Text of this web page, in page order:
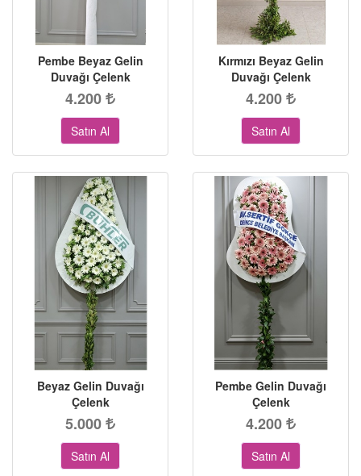
Pembe Beyaz Gelin
Duvağı Çelenk
4.200
Satın Al
Kırmızı Beyaz Gelin
Duvağı Çelenk
4.200
Satın Al
Beyaz Gelin Duvağı
Çelenk
5.000
Satın Al
Pembe Gelin Duvağı
Çelenk
4.200
Satın Al